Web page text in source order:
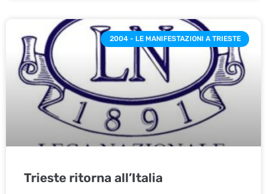
2004 - LE MANIFESTAZIONI A TRIESTE
Trieste ritorna all’Italia